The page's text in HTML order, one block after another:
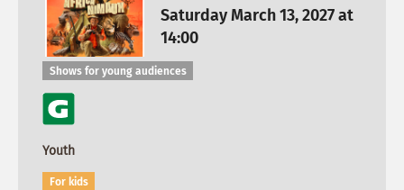
Saturday March 13, 2027 at
14:00
Shows for young audiences
Youth
For kids